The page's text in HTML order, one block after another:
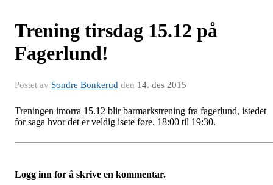
Trening tirsdag 15.12 på
Fagerlund!
Postet av Sondre Bonkerud den 14. des 2015
Treningen imorra 15.12 blir barmarkstrening fra fagerlund, istedet
for saga hvor det er veldig isete føre. 18:00 til 19:30.
Logg inn for å skrive en kommentar.